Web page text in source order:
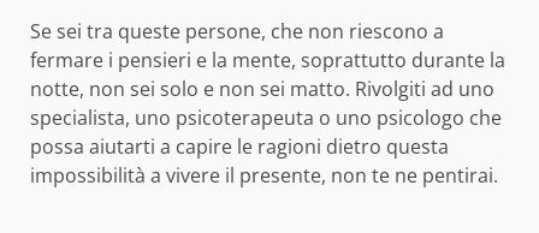
Se sei tra queste persone, che non riescono a
fermare i pensieri e la mente, soprattutto durante la
notte, non sei solo e non sei matto. Rivolgiti ad uno
specialista, uno psicoterapeuta o uno psicologo che
possa aiutarti a capire le ragioni dietro questa
impossibilità a vivere il presente, non te ne pentirai.